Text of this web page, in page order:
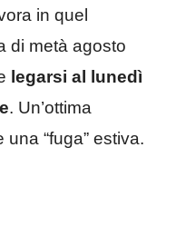
in quel
di metà agosto
legarsi al lunedì
. Un’ottima
“fuga” estiva.